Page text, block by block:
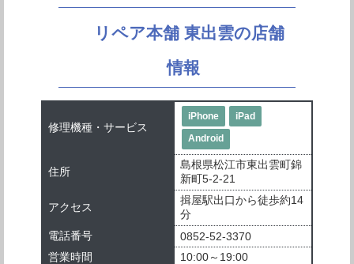
リペア本舗 東出雲の店舗
情報
修理機種・サービス
iPhone iPad
Android
住所
島根県松江市東出雲町錦
新町5-2-21
アクセス
揖屋駅出口から徒歩約14
分
電話番号
0852-52-3370
営業時間
10:00～19:00